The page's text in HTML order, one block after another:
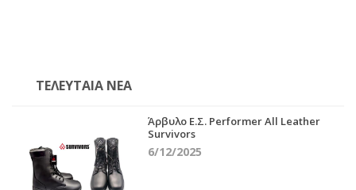
ΤΕΛΕΥΤΑΊΑ ΝΈΑ
Άρβυλο Ε.Σ. Performer All Leather
Survivors
6/12/2025